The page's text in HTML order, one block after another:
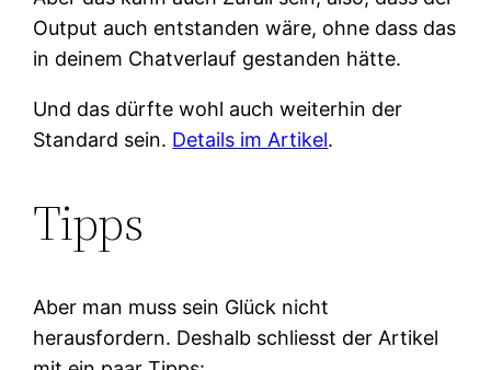
Output auch entstanden wäre, ohne dass das
in deinem Chatverlauf gestanden hätte.
Und das dürfte wohl auch weiterhin der
Standard sein. Details im Artikel.
Tipps
Aber man muss sein Glück nicht
herausfordern. Deshalb schliesst der Artikel